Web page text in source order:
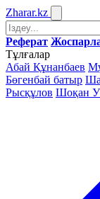
Zharar.kz
Реферат
Тұлғалар
Абай Құнанбаев
Бөгенбай батыр
Рысқұлов Шоқан